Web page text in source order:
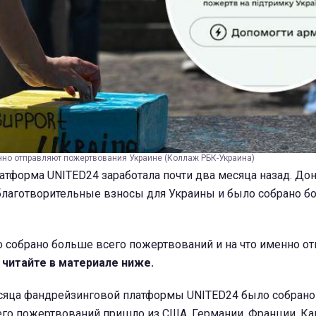
отправляют пожертвования Украине (Коллаж РБК-Украина)
UNITED24 заработала почти два месяца назад.
взносы для Украины и было собрано
собрано больше всего пожертвований и на что именно
читайте в материале ниже.
фандрейзинговой платформы UNITED24 было